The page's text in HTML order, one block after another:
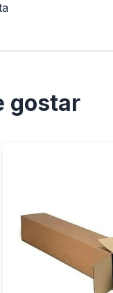
gostar